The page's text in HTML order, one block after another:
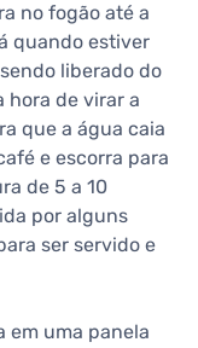
no fogão até a
quando estiver
liberado do
hora de virar a
que a água caia
e escorra para
de 5 a 10
por alguns
ser servido e
em uma panela